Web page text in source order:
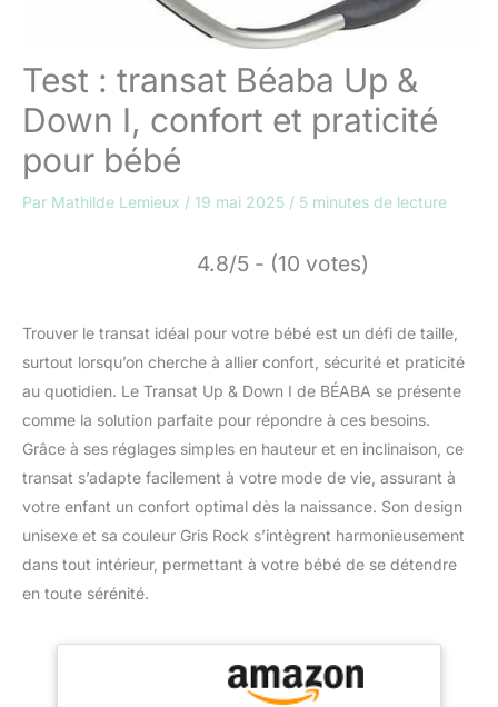
Test : transat Béaba Up &
Down I, confort et praticité
pour bébé
Par Mathilde Lemieux / 19 mai 2025 / 5 minutes de lecture
4.8/5 - (10 votes)
Trouver le transat idéal pour votre bébé est un défi de taille,
surtout lorsqu’on cherche à allier confort, sécurité et praticité
au quotidien. Le Transat Up & Down I de BÉABA se présente
comme la solution parfaite pour répondre à ces besoins.
Grâce à ses réglages simples en hauteur et en inclinaison, ce
transat s’adapte facilement à votre mode de vie, assurant à
votre enfant un confort optimal dès la naissance. Son design
unisexe et sa couleur Gris Rock s’intègrent harmonieusement
dans tout intérieur, permettant à votre bébé de se détendre
en toute sérénité.